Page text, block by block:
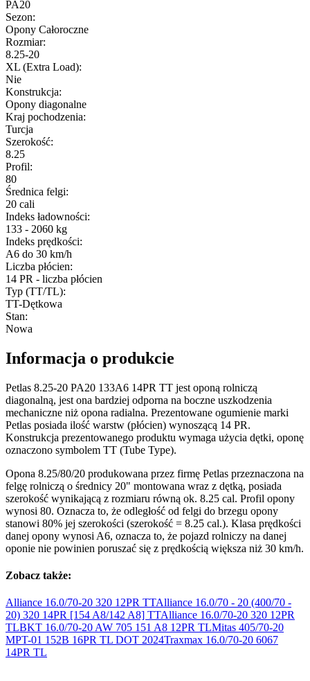
PA20
Sezon:
Opony Całoroczne
Rozmiar:
8.25-20
XL (Extra Load):
Nie
Konstrukcja:
Opony diagonalne
Kraj pochodzenia:
Turcja
Szerokość:
8.25
Profil:
80
Średnica felgi:
20 cali
Indeks ładowności:
133 - 2060 kg
Indeks prędkości:
A6 do 30 km/h
Liczba płócien:
14 PR - liczba płócien
Typ (TT/TL):
TT-Dętkowa
Stan:
Nowa
Informacja o produkcie
Petlas 8.25-20 PA20 133A6 14PR TT jest oponą rolniczą
diagonalną, jest ona bardziej odporna na boczne uszkodzenia
mechaniczne niż opona radialna. Prezentowane ogumienie marki
Petlas posiada ilość warstw (płócien) wynoszącą 14 PR.
Konstrukcja prezentowanego produktu wymaga użycia dętki, oponę
oznaczono symbolem TT (Tube Type).
Opona 8.25/80/20 produkowana przez firmę Petlas przeznaczona na
felgę rolniczą o średnicy 20" montowana wraz z dętką, posiada
szerokość wynikającą z rozmiaru równą ok. 8.25 cal. Profil opony
wynosi 80. Oznacza to, że odległość od felgi do brzegu opony
stanowi 80% jej szerokości (szerokość = 8.25 cal.). Klasa prędkości
danej opony wynosi A6, oznacza to, że pojazd rolniczy na danej
oponie nie powinien poruszać się z prędkością większa niż 30 km/h.
Zobacz także:
Alliance 16.0/70-20 320 12PR TTAlliance 16.0/70 - 20 (400/70 -
20) 320 14PR [154 A8/142 A8] TTAlliance 16.0/70-20 320 12PR
TLBKT 16.0/70-20 AW 705 151 A8 12PR TLMitas 405/70-20
MPT-01 152B 16PR TL DOT 2024Traxmax 16.0/70-20 6067
14PR TL